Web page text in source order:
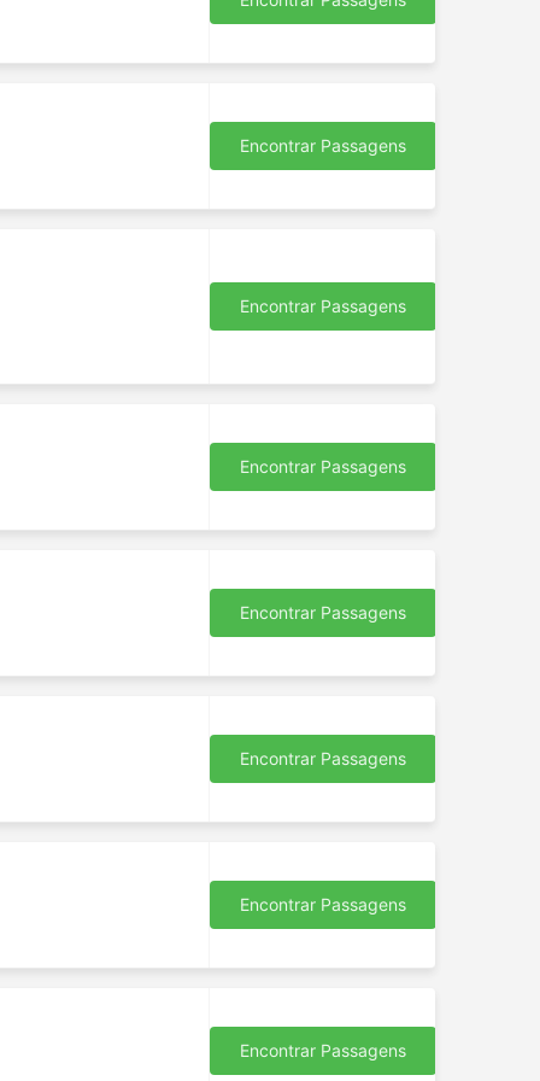
Encontrar Passagens
Encontrar Passagens
Encontrar Passagens
Encontrar Passagens
Encontrar Passagens
Encontrar Passagens
Encontrar Passagens